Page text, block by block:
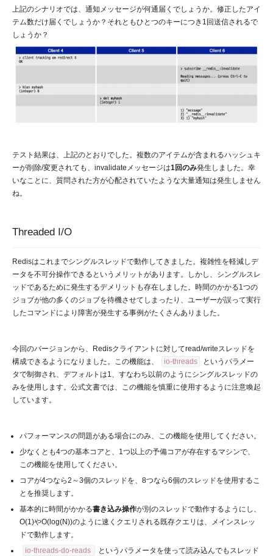
上記のシナリオでは、通知メッセージが何通届くでしょうか。修正したアイ
テム数だけ届くでしょうか？それともひとつのキーにつき1回送信されるで
しょうか？
テスト結果は、上記のとおりでした。複数のアイテムが含まれるハッシュキ
ーが削除/変更されても、invalidateメッセージは1回のみ発生しました。幸
いなことに、質問された方が心配されていたような大量通知は発生しません
ね。
Threaded I/O
Redisはこれまでシングルスレッドで動作してきました。複雑性を軽減しデ
ータを不可分操作できるというメリットがあります。しかし、シングルスレ
ッドであるために発生するデメリットも存在しました。時間のかかる1つの
ジョブが他の多くのジョブを待機させてしまったり、ユーザーが誤って実行
したコマンドにより障害が発生する事例がたくさんありました。
今回のバージョンから、Redisクライアントに対してread/writeスレッドを
構成できるようになりました。この機能は、
io-threads
というパラメー
タで制御され、デフォルトは1、すなわち以前のようにシングルスレッドの
みを使用します。公式文書では、この機能を慎重に使用するように注意喚起
しています。
パフォーマンスの問題がある場合にのみ、この機能を使用してください。
少なくとも4つの基本コアと、1つ以上の予備コアが存在するマシンで、
この機能を使用してください。
コアが4つなら2～3個のスレッドを、8つなら6個のスレッドを使用するこ
とを推奨します。
基本的に時間がかかる書き込み操作が別のスレッドで動作するようにし、
O(1)やO(log(N))のように速くクエリされる既存クエリは、メインスレッ
ドで動作します。
io-threads-do-reads
というパラメータを使って読み込んでもスレッド